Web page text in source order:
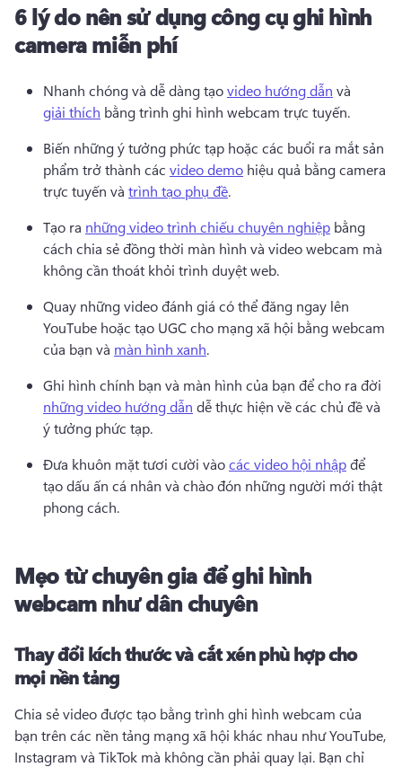
6 lý do nên sử dụng công cụ ghi hình
camera miễn phí
Nhanh chóng và dễ dàng tạo video hướng dẫn và
giải thích bằng trình ghi hình webcam trực tuyến.
Biến những ý tưởng phức tạp hoặc các buổi ra mắt sản
phẩm trở thành các video demo hiệu quả bằng camera
trực tuyến và trình tạo phụ đề.
Tạo ra những video trình chiếu chuyên nghiệp bằng
cách chia sẻ đồng thời màn hình và video webcam mà
không cần thoát khỏi trình duyệt web.
Quay những video đánh giá có thể đăng ngay lên
YouTube hoặc tạo UGC cho mạng xã hội bằng webcam
của bạn và màn hình xanh.
Ghi hình chính bạn và màn hình của bạn để cho ra đời
những video hướng dẫn dễ thực hiện về các chủ đề và
ý tưởng phức tạp.
Đưa khuôn mặt tươi cười vào các video hội nhập để
tạo dấu ấn cá nhân và chào đón những người mới thật
phong cách.
Mẹo từ chuyên gia để ghi hình
webcam như dân chuyên
Thay đổi kích thước và cắt xén phù hợp cho
mọi nền tảng
Chia sẻ video được tạo bằng trình ghi hình webcam của
bạn trên các nền tảng mạng xã hội khác nhau như YouTube,
Instagram và TikTok mà không cần phải quay lại. Bạn chỉ